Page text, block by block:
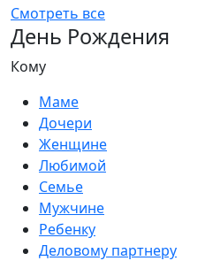
Смотреть все
День Рождения
Кому
Маме
Дочери
Женщине
Любимой
Семье
Мужчине
Ребенку
Деловому партнеру